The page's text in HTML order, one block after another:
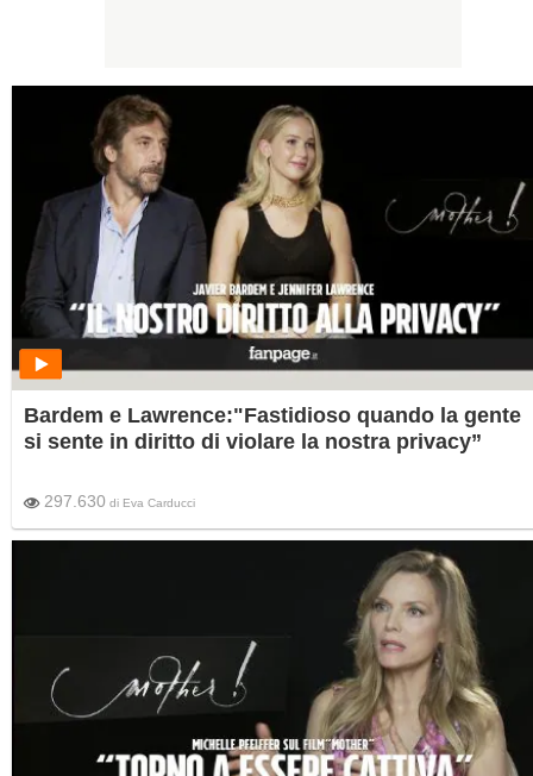
Bardem e Lawrence:"Fastidioso quando la gente
si sente in diritto di violare la nostra privacy”
297.630 di Eva Carducci